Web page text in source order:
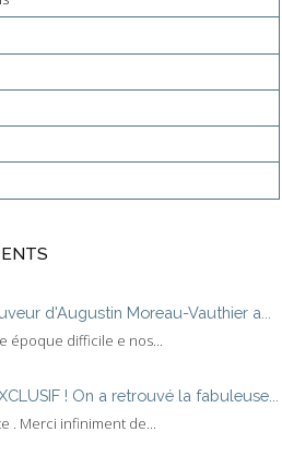
d'Augustin Moreau-Vauthier a...
époque difficile e nos...
! On a retrouvé la fabuleuse...
. Merci infiniment de...